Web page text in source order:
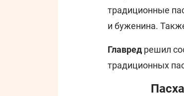
традиционные
и буженина.
Главред решил
традиционных